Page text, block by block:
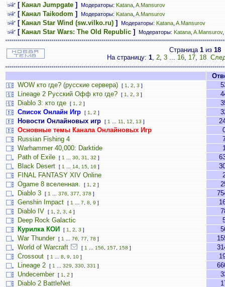
[ Канал Jumpgate ] Модераторы: Katana A.Mansurov
[ Канал Taikodom ] Модераторы: Katana A.Mansurov
[ Канал Star Wind (sw.vilko.ru) ] Модераторы: Katana A.Mansurov
[ Канал Star Wars: The Old Republic ] Модераторы: Katana A.Mansurov,
Страница 1из 18
На страницу: 1, 2, 3 ... 16, 17, 18
WOW кто где? (русские сервера)
[ 1 2 3 ]
Lineage 2 Русский Офф кто где?
[ 1 2 3 ]
Diablo 3: кто где
[ 1 2 ]
Список Онлайн Игр
[ 1 2 ]
Новости Онлайновых игр
[ 1 11 12 13 ]
Основные темы Канала Онлайновых Игр
Russian Fishing 4
Warhammer 40,000: Darktide
Path of Exile
[ 1 30 31 32 ]
Black Desert
[ 1 14 15 16 ]
FINAL FANTASY XIV Online
Ogame 8 вселенная.
[ 1 2 ]
Diablo 3
[ 1 376 377 378 ]
Genshin Impact
[ 1 7 8 9 ]
Diablo IV
[ 1 2 3 4 ]
Deep Rock Galactic
Курилка КОИ
[ 1 2 3 ]
War Thunder
[ 1 76 77 78 ]
World of Warcraft
[ 1 156 157 158 ]
Crossout
[ 1 8 9 10 ]
Lineage 2
[ 1 329 330 331 ]
Undecember
[ 1 2 ]
Diablo 2 BattleNet